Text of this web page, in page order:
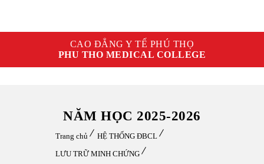
CAO ĐẲNG Y TẾ PHÚ THỌ
PHU THO MEDICAL COLLEGE
NĂM HỌC 2025-2026
Trang chủ
HỆ THỐNG ĐBCL
LƯU TRỮ MINH CHỨNG